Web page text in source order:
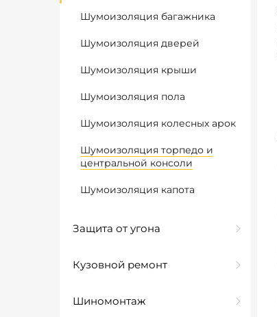
Шумоизоляция багажника
Шумоизоляция дверей
Шумоизоляция крыши
Шумоизоляция пола
Шумоизоляция колесных арок
Шумоизоляция торпедо и
центральной консоли
Шумоизоляция капота
Защита от угона
Кузовной ремонт
Шиномонтаж